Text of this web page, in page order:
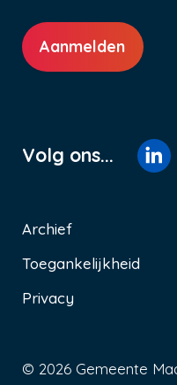
Aanmelden
Volg ons...
Voet
Archief
Toegankelijkheid
Privacy
© 2026 Gemeente